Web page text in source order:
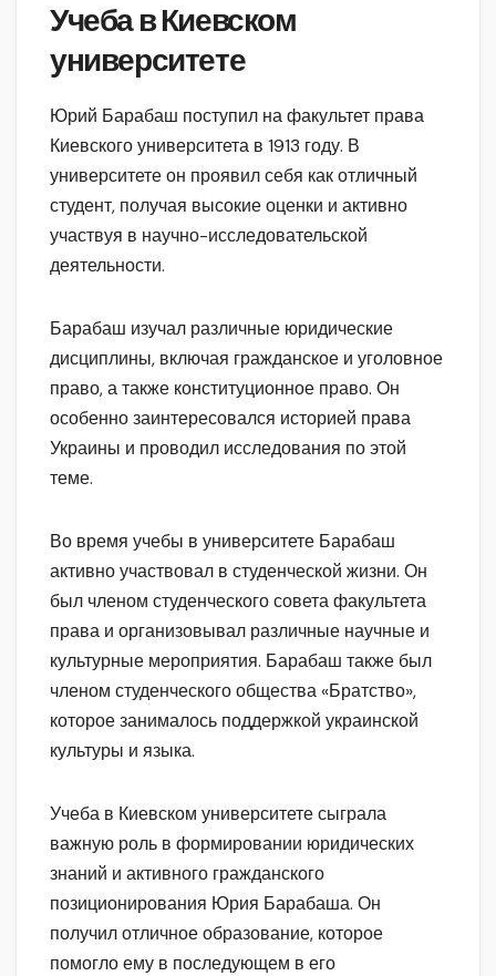
Учеба в Киевском
университете
Юрий Барабаш поступил на факультет права
Киевского университета в 1913 году. В
университете он проявил себя как отличный
студент, получая высокие оценки и активно
участвуя в научно-исследовательской
деятельности.
Барабаш изучал различные юридические
дисциплины, включая гражданское и уголовное
право, а также конституционное право. Он
особенно заинтересовался историей права
Украины и проводил исследования по этой
теме.
Во время учебы в университете Барабаш
активно участвовал в студенческой жизни. Он
был членом студенческого совета факультета
права и организовывал различные научные и
культурные мероприятия. Барабаш также был
членом студенческого общества «Братство»,
которое занималось поддержкой украинской
культуры и языка.
Учеба в Киевском университете сыграла
важную роль в формировании юридических
знаний и активного гражданского
позиционирования Юрия Барабаша. Он
получил отличное образование, которое
помогло ему в последующем в его